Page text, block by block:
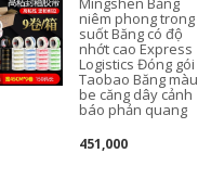
niêm phong trong
suốt Băng có độ
nhớt cao Express
Logistics Đóng gói
Taobao Băng màu
be căng dây cảnh
báo phản quang
451,000